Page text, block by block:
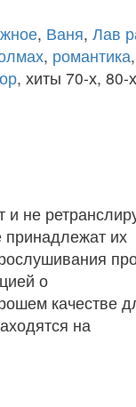
, Ваня, Лав
, романтика,
, хиты 70-х, 80-
не
их
о
качестве
на